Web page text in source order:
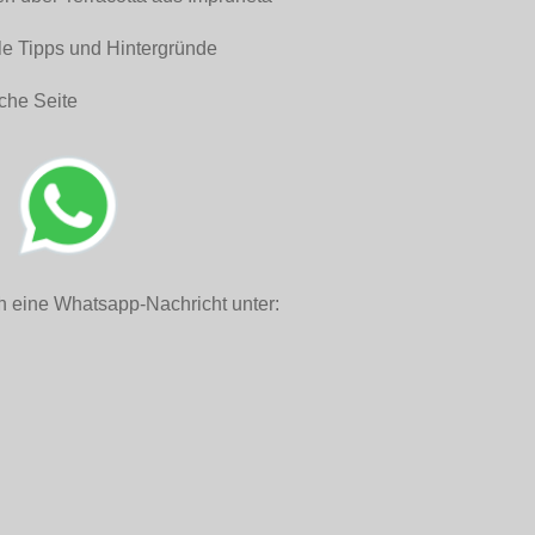
Tipps und Hintergründe
Seite
eine Whatsapp-Nachricht unter: